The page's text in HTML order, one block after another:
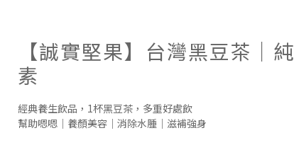
【誠實堅果】台灣黑豆茶｜純
素
經典養生飲品，1杯黑豆茶，多重好處飲
幫助嗯嗯｜養顏美容｜消除水腫｜滋補強身